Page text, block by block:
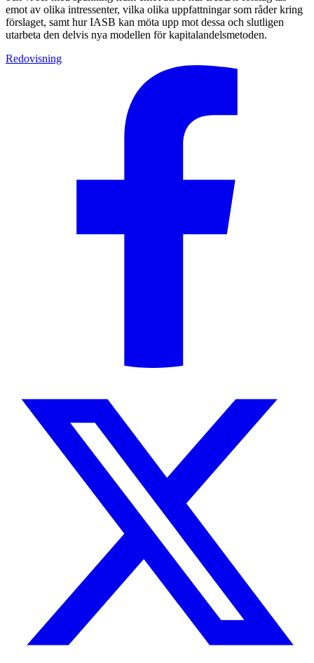
emot av olika intressenter, vilka olika uppfattningar som råder kring
förslaget, samt hur IASB kan möta upp mot dessa och slutligen
utarbeta den delvis nya modellen för kapitalandelsmetoden.
Redovisning